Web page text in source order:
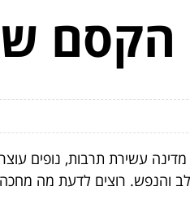
הקסם
מדינה עשירת תרבות, נופים
והנפש. רוצים לדעת מה מחכה